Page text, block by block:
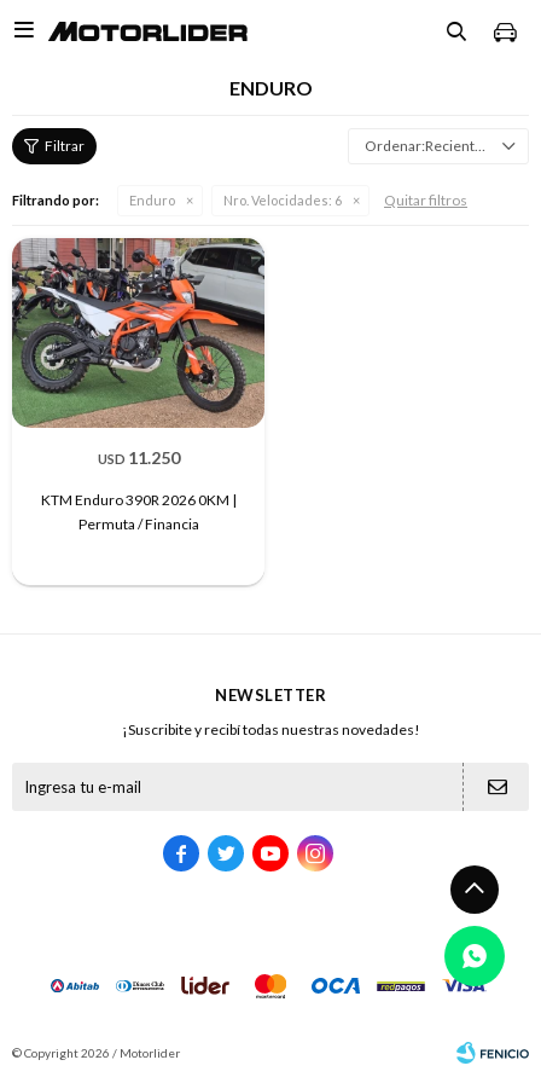

ENDURO
Recientes
Filtrando por: Enduro Nro. Velocidades: 6 Quitar filtros
USD 11.250
KTM Enduro 390R 2026 0KM |
Permuta / Financia
NEWSLETTER
¡Suscribite y recibí todas nuestras novedades!
   
© Copyright 2026 / Motorlider